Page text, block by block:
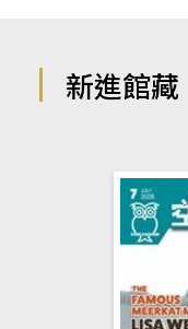
新進館藏